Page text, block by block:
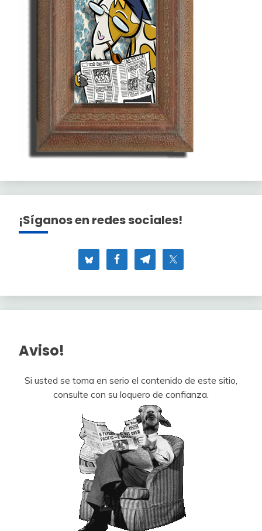
¡Síganos en redes sociales!
Aviso!
Si usted se toma en serio el contenido de este sitio,
consulte con su loquero de confianza.